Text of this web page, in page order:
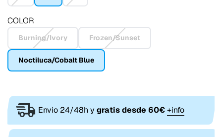
COLOR
Burning/Ivory Frozen/Sunset
Noctiluca/Cobalt Blue
Envio 24/48h y gratis desde 60€+info